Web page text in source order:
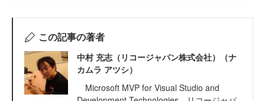
この記事の著者
中村 充志（リコージャパン株式会社）（ナ
カムラ アツシ）
Microsoft MVP for Visual Studio and